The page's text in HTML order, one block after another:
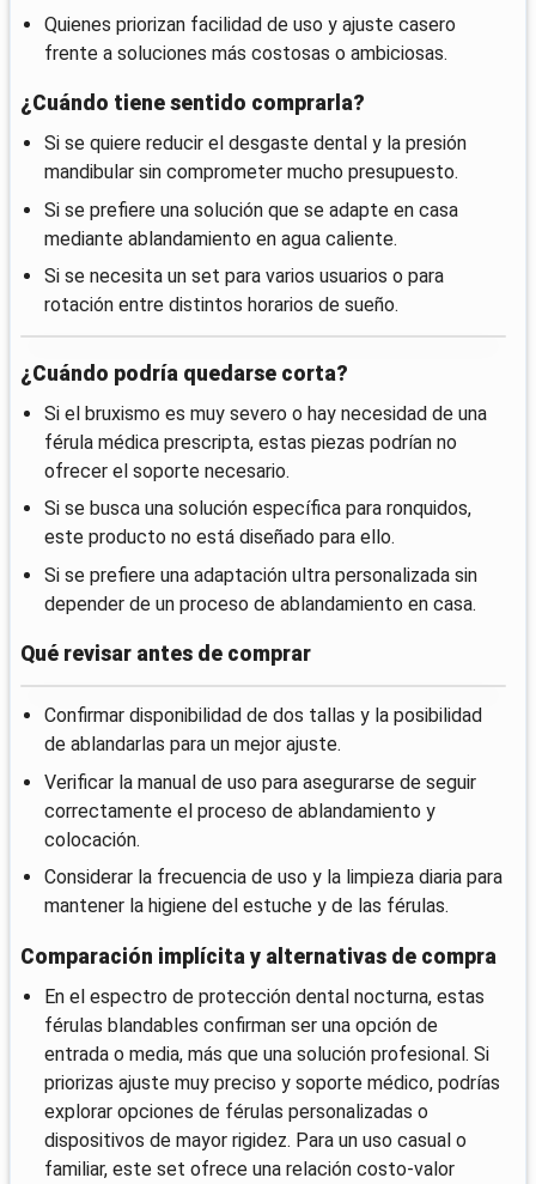
Quienes priorizan facilidad de uso y ajuste casero
frente a soluciones más costosas o ambiciosas.
¿Cuándo tiene sentido comprarla?
Si se quiere reducir el desgaste dental y la presión
mandibular sin comprometer mucho presupuesto.
Si se prefiere una solución que se adapte en casa
mediante ablandamiento en agua caliente.
Si se necesita un set para varios usuarios o para
rotación entre distintos horarios de sueño.
¿Cuándo podría quedarse corta?
Si el bruxismo es muy severo o hay necesidad de una
férula médica prescripta, estas piezas podrían no
ofrecer el soporte necesario.
Si se busca una solución específica para ronquidos,
este producto no está diseñado para ello.
Si se prefiere una adaptación ultra personalizada sin
depender de un proceso de ablandamiento en casa.
Qué revisar antes de comprar
Confirmar disponibilidad de dos tallas y la posibilidad
de ablandarlas para un mejor ajuste.
Verificar la manual de uso para asegurarse de seguir
correctamente el proceso de ablandamiento y
colocación.
Considerar la frecuencia de uso y la limpieza diaria para
mantener la higiene del estuche y de las férulas.
Comparación implícita y alternativas de compra
En el espectro de protección dental nocturna, estas
férulas blandables confirman ser una opción de
entrada o media, más que una solución profesional. Si
priorizas ajuste muy preciso y soporte médico, podrías
explorar opciones de férulas personalizadas o
dispositivos de mayor rigidez. Para un uso casual o
familiar, este set ofrece una relación costo-valor